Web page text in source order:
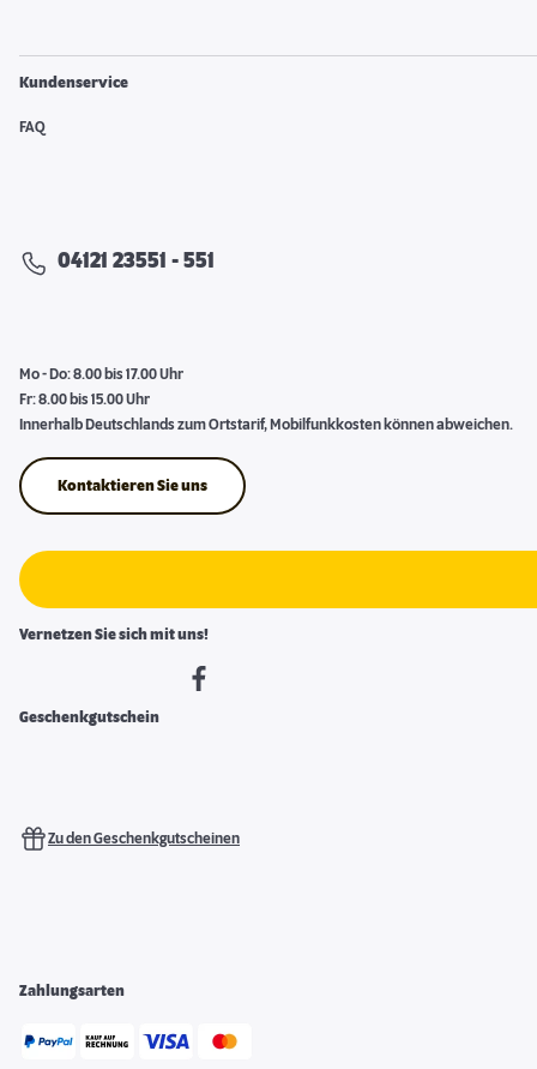
Kundenservice
FAQ
04121 23551 - 551
Mo - Do: 8.00 bis 17.00 Uhr
Fr: 8.00 bis 15.00 Uhr
Innerhalb Deutschlands zum Ortstarif, Mobilfunkkosten können abweichen.
Kontaktieren Sie uns
Vernetzen Sie sich mit uns!
Geschenkgutschein
Zu den Geschenkgutscheinen
Zahlungsarten